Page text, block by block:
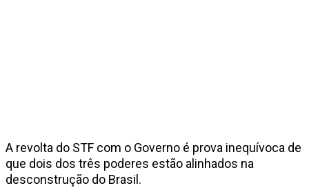
A revolta do STF com o Governo é prova inequívoca de
que dois dos três poderes estão alinhados na
desconstrução do Brasil.